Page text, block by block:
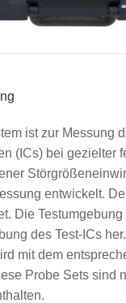
IC-
ist zur Messung
(ICs) bei gezielter
entwickelt.
Die
des Test-ICs
mit dem
Probe Sets sind